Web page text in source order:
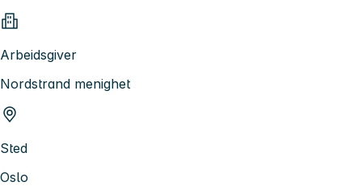
Arbeidsgiver
Nordstrand menighet
Sted
Oslo